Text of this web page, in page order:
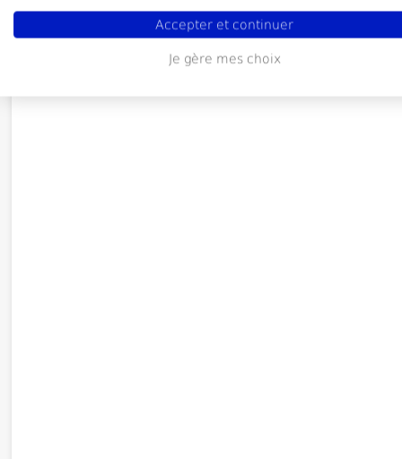
Accepter et continuer
Je gère mes choix